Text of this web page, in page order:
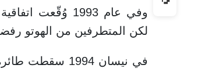
وفي عام 1993
لكن المتطرفين من الهوتو
في نيسان 1994